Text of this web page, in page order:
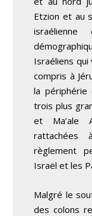
Etzion et au
Israéliens
compris à
la périphérie
trois plus
et Ma’ale
rattachées
règlement
Israël et les
Malgré le
des colons